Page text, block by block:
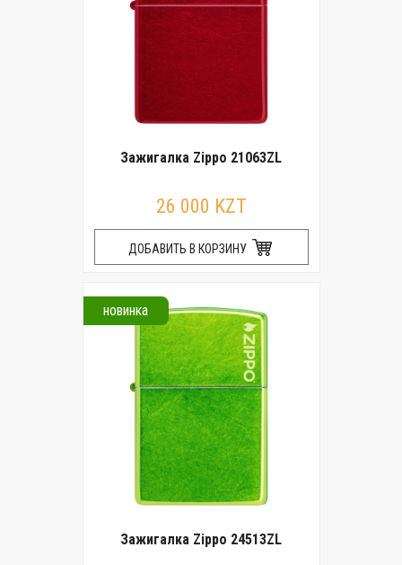
Зажигалка Zippo 21063ZL
26 000 KZT
ДОБАВИТЬ В КОРЗИНУ
новинка
Зажигалка Zippo 24513ZL